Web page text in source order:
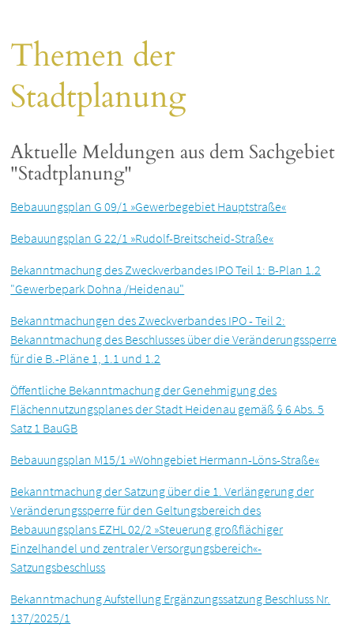
Themen der
Stadtplanung
Aktuelle Meldungen aus dem Sachgebiet
"Stadtplanung"
Bebauungsplan G 09/1 »Gewerbegebiet Hauptstraße«
Bebauungsplan G 22/1 »Rudolf-Breitscheid-Straße«
Bekanntmachung des Zweckverbandes IPO Teil 1: B-Plan 1.2
"Gewerbepark Dohna /Heidenau"
Bekanntmachungen des Zweckverbandes IPO - Teil 2:
Bekanntmachung des Beschlusses über die Veränderungssperre
für die B.-Pläne 1, 1.1 und 1.2
Öffentliche Bekanntmachung der Genehmigung des
Flächennutzungsplanes der Stadt Heidenau gemäß § 6 Abs. 5
Satz 1 BauGB
Bebauungsplan M15/1 »Wohngebiet Hermann-Löns-Straße«
Bekanntmachung der Satzung über die 1. Verlängerung der
Veränderungssperre für den Geltungsbereich des
Bebauungsplans EZHL 02/2 »Steuerung großflächiger
Einzelhandel und zentraler Versorgungsbereich«-
Satzungsbeschluss
Bekanntmachung Aufstellung Ergänzungssatzung Beschluss Nr.
137/2025/1